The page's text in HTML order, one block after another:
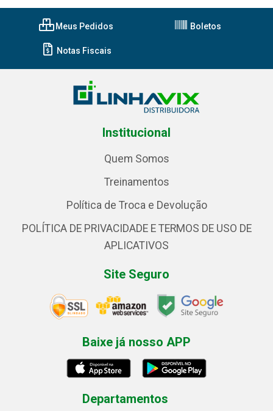
Meus Pedidos Boletos
Notas Fiscais
Institucional
Quem Somos
Treinamentos
Política de Troca e Devolução
POLÍTICA DE PRIVACIDADE E TERMOS DE USO DE
APLICATIVOS
Site Seguro
Baixe já nosso APP
Departamentos